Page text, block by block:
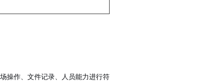
操作、文件记录、人员能力进行符